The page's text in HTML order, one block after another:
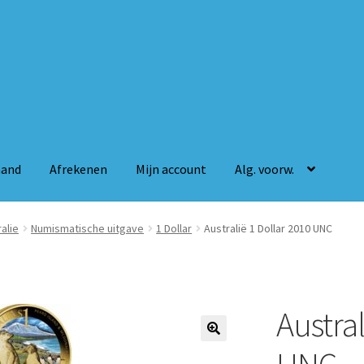
Afrekenen Mijn account Alg. voorw.
Mijn accountAlg. voorw.
Numismatische uitgave 1 Dollar Australië 1 Dollar 2010 UNC